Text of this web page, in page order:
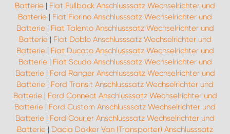
Batterie | Fiat Fullback Anschlusssatz Wechselrichter und
Batterie | Fiat Fiorino Anschlusssatz Wechselrichter und
Batterie| Fiat Talento Anschlusssatz Wechselrichter und
Batterie| Fiat Doblo Anschlusssatz Wechselrichter und
Batterie| Fiat Ducato Anschlusssatz Wechselrichter und
Batterie| Fiat Scudo Anschlusssatz Wechselrichter und
Batterie| Ford Ranger Anschlusssatz Wechselrichter und
Batterie | Ford Transit Anschlusssatz Wechselrichter und
Batterie| Ford Connect Anschlusssatz Wechselrichter und
Batterie | Ford Custom Anschlusssatz Wechselrichter und
Batterie | Ford Courier Anschlusssatz Wechselrichter und
Batterie | Dacia Dokker Van (Transporter) Anschlusssatz